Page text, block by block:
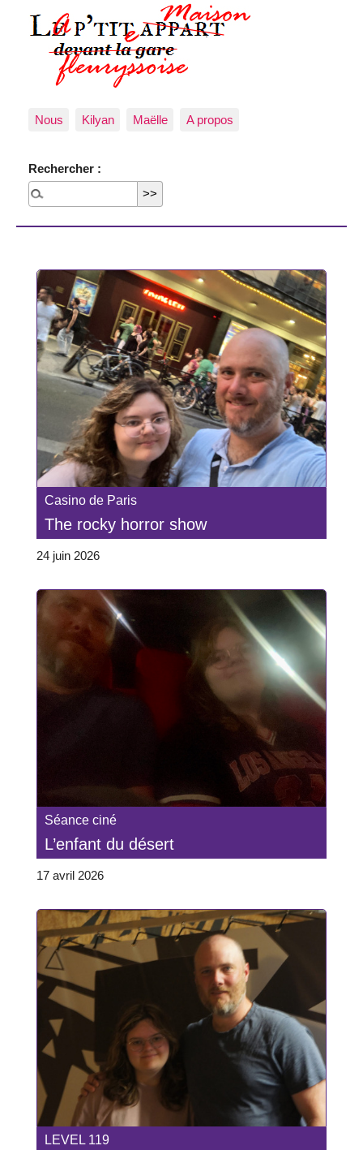
Nous Kilyan Maëlle A propos
Rechercher :
Casino de Paris
The rocky horror show
24 juin 2026
Séance ciné
L’enfant du désert
17 avril 2026
LEVEL 119